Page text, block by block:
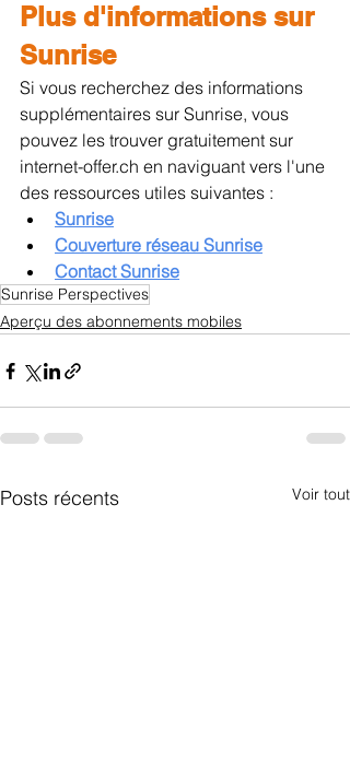
Plus d'informations sur
Sunrise
Si vous recherchez des informations
supplémentaires sur Sunrise, vous
pouvez les trouver gratuitement sur
internet-offer.ch en naviguant vers l'une
des ressources utiles suivantes :
Sunrise
Couverture réseau Sunrise
Contact Sunrise
Sunrise Perspectives
Aperçu des abonnements mobiles
Posts récents Voir tout